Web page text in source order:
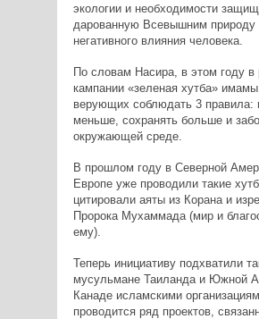
экологии и необходимости
дарованную Всевышним природу
негативного влияния человека.
По словам Насира, в этом году в
кампании «зеленая хутба»
верующих соблюдать 3 правила:
меньше, сохранять больше и
окружающей среде.
В прошлом году в Северной
Европе уже проводили такие
цитировали аяты из Корана и
Пророка Мухаммада (мир и
ему).
Теперь инициативу подхватили
мусульмане Таиланда и Южной
Канаде исламскими
проводится ряд проектов,